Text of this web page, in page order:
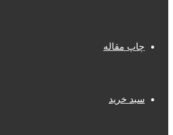
چاپ مقاله
سبد خرید